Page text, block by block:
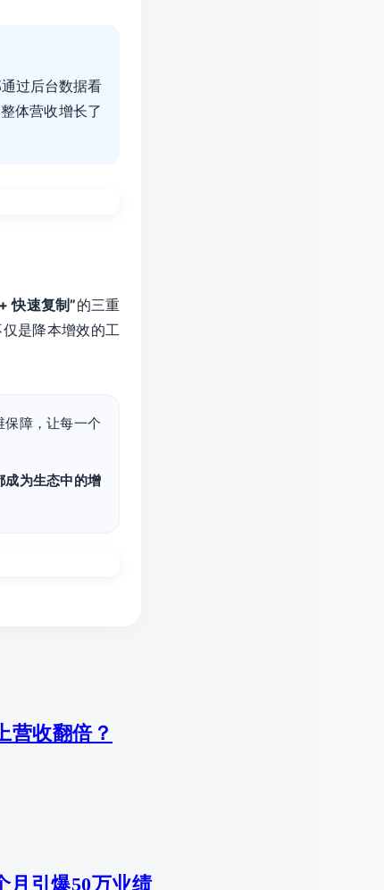
过后台数据看
体营收增长了
快速复制”的三重
是降本增效的工
障，让每一个
成为生态中的增
营收翻倍？
月引爆50万业绩